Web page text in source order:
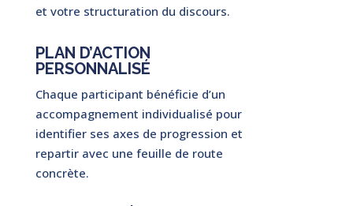
et votre structuration du discours.
PLAN D’ACTION
PERSONNALISÉ
Chaque participant bénéficie d’un
accompagnement individualisé pour
identifier ses axes de progression et
repartir avec une feuille de route
concrète.